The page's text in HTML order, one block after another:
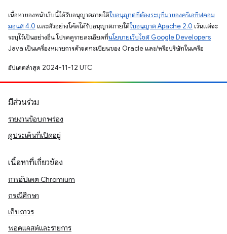
เนื้อหาของหน้าเว็บนี้ได้รับอนุญาตภายใต้ใบอนุญาตที่ต้องระบุที่มาของครีเอทีฟคอม
มอนส์ 4.0 และตัวอย่างโค้ดได้รับอนุญาตภายใต้ใบอนุญาต Apache 2.0 เว้นแต่จะ
ระบุไว้เป็นอย่างอื่น โปรดดูรายละเอียดที่นโยบายเว็บไซต์ Google Developers
Java เป็นเครื่องหมายการค้าจดทะเบียนของ Oracle และ/หรือบริษัทในเครือ
อัปเดตล่าสุด 2024-11-12 UTC
มีส่วนร่วม
รายงานข้อบกพร่อง
ดูประเด็นที่เปิดอยู่
เนื้อหาที่เกี่ยวข้อง
การอัปเดต Chromium
กรณีศึกษา
เก็บถาวร
พอดแคสต์และรายการ